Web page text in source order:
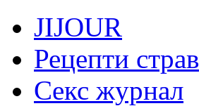
JIJOUR
Рецепти страв
Секс журнал